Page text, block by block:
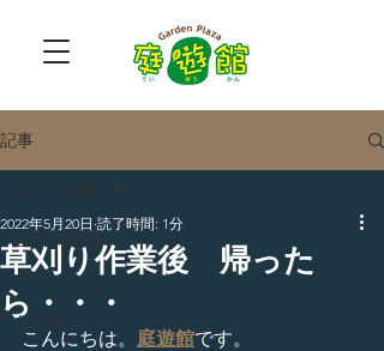
記事
全ての記事
ブログ
NEWS
草刈り作業後 帰った
ら・・・
2022年5月20日 読了時間: 1分
こんにちは。 庭遊館です。